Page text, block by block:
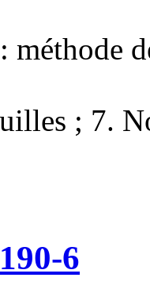
méthode
; 7.
6